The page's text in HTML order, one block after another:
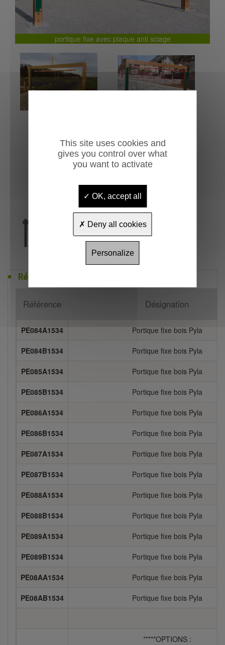
portique fixe avec plaque anti sciage
Références
Référence Désignation
PE084A1534 Portique fixe bois Pyla
PE084B1534 Portique fixe bois Pyla
PE085A1534 Portique fixe bois Pyla
PE085B1534 Portique fixe bois Pyla
PE086A1534 Portique fixe bois Pyla
PE086B1534 Portique fixe bois Pyla
PE087A1534 Portique fixe bois Pyla
PE087B1534 Portique fixe bois Pyla
PE088A1534 Portique fixe bois Pyla
PE088B1534 Portique fixe bois Pyla
PE089A1534 Portique fixe bois Pyla
PE089B1534 Portique fixe bois Pyla
PE08AA1534 Portique fixe bois Pyla
PE08AB1534 Portique fixe bois Pyla
*****OPTIONS :
This site uses cookies and
gives you control over what
you want to activate
OK, accept all
Deny all cookies
Personalize